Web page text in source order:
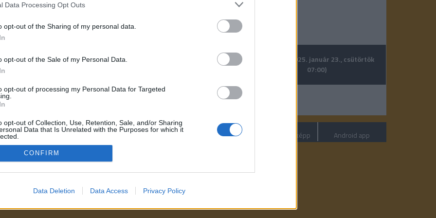
Data Processing Opt Outs
opt-out of the Sharing of my personal data.
opt-out of the Sale of my Personal Data.
opt-out of processing my Personal Data for Targeted
opt-out of Collection, Use, Retention, Sale, and/or Sharing
Data that Is Unrelated with the Purposes for which it
CONFIRM
Data Deletion Data Access Privacy Policy
(2025. január 23., csütörtök
A lényeg (2025. január 23., csütörtök
A lényeg (2025. január 23., csütörtök
07:00)
ajánlat Zebrádió Adatvédelem Sütibeállítások Klubrádió másképp Android app